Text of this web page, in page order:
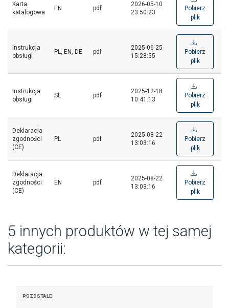
Karta
katalogowa
EN pdf
2026-05-10
23:50:23
Pobierz
plik
Instrukcja
obsługi
PL, EN, DE pdf
2025-06-25
15:28:55
Pobierz
plik
Instrukcja
obsługi
SL pdf
2025-12-18
10:41:13
Pobierz
plik
Deklaracja
zgodności
(CE)
PL pdf
2025-08-22
13:03:16
Pobierz
plik
Deklaracja
zgodności
(CE)
EN pdf
2025-08-22
13:03:16
Pobierz
plik
5 innych produktów w tej samej
kategorii:
POZOSTAŁE